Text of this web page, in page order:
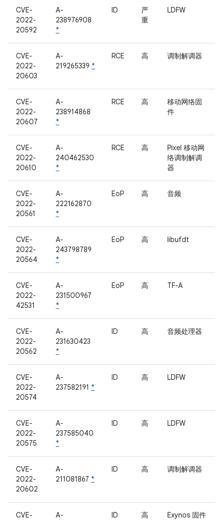
CVE-
2022-
20592
A-
238976908
*
ID
严
重
LDFW
CVE-
2022-
20603
A-
219265339 *
RCE 高 调制解调器
CVE-
2022-
20607
A-
238914868
*
RCE 高
移动网络固
件
CVE-
2022-
20610
A-
240462530
*
RCE 高
Pixel 移动网
络调制解调
器
CVE-
2022-
20561
A-
222162870
*
EoP 高 音频
CVE-
2022-
20564
A-
243798789
*
EoP 高 libufdt
CVE-
2022-
42531
A-
231500967
*
EoP 高 TF-A
CVE-
2022-
20562
A-
231630423
*
ID 高 音频处理器
CVE-
2022-
20574
A-
237582191 *
ID 高 LDFW
CVE-
2022-
20575
A-
237585040
*
ID 高 LDFW
CVE-
2022-
20602
A-
211081867 *
ID 高 调制解调器
CVE-
A-
ID 高 Exynos 固件